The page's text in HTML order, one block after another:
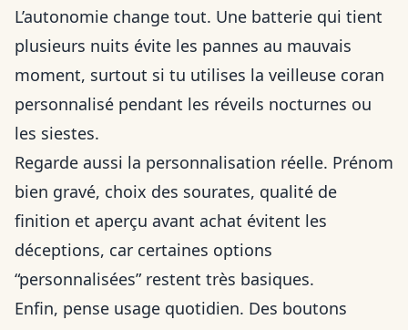
L’autonomie change tout. Une batterie qui tient
plusieurs nuits évite les pannes au mauvais
moment, surtout si tu utilises la veilleuse coran
personnalisé pendant les réveils nocturnes ou
les siestes.
Regarde aussi la personnalisation réelle. Prénom
bien gravé, choix des sourates, qualité de
finition et aperçu avant achat évitent les
déceptions, car certaines options
“personnalisées” restent très basiques.
Enfin, pense usage quotidien. Des boutons